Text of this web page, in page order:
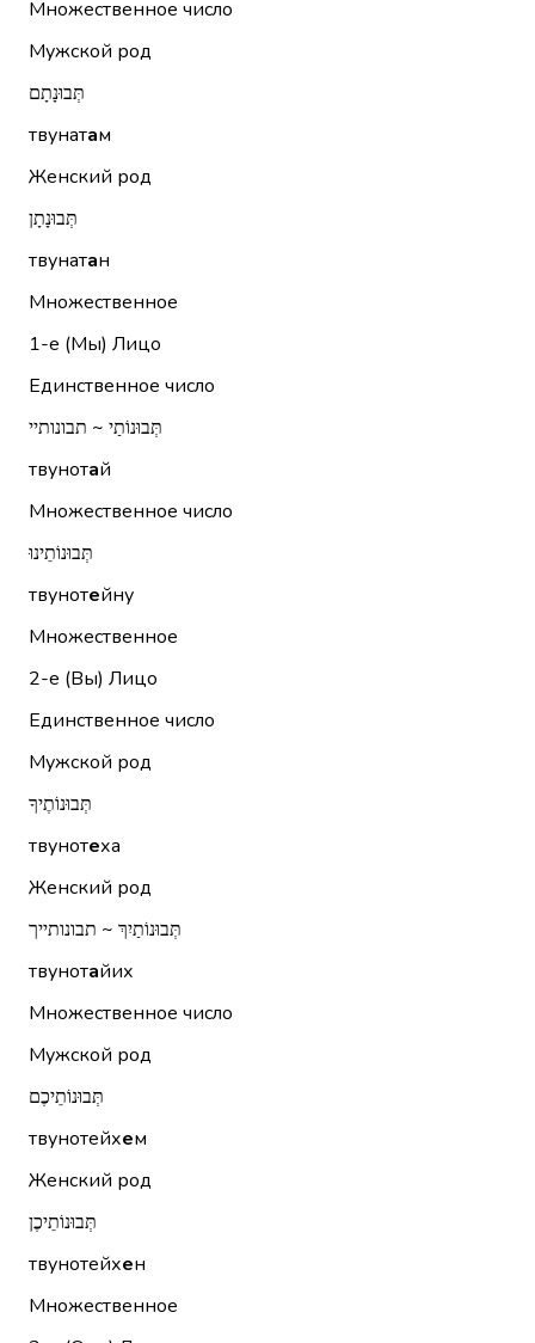
Множественное число
Мужской род
תְּבוּנָתָם
твунатам
Женский род
תְּבוּנָתָן
твунатан
Множественное
1-е (Мы) Лицо
Единственное число
תְּבוּנוֹתַי ~ תבונותיי
твунотай
Множественное число
תְּבוּנוֹתֵינוּ
твунотейну
Множественное
2-е (Вы) Лицо
Единственное число
Мужской род
תְּבוּנוֹתֶיךָ
твунотеха
Женский род
תְּבוּנוֹתַיִךְ ~ תבונותייך
твунотайих
Множественное число
Мужской род
תְּבוּנוֹתֵיכֶם
твунотейхем
Женский род
תְּבוּנוֹתֵיכֶן
твунотейхен
Множественное